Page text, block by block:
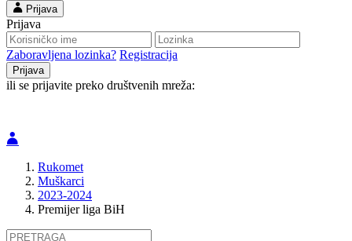
Prijava
Prijava
Zaboravljena lozinka? Registracija
ili se prijavite preko društvenih mreža:
Rukomet
Muškarci
2023-2024
Premijer liga BiH